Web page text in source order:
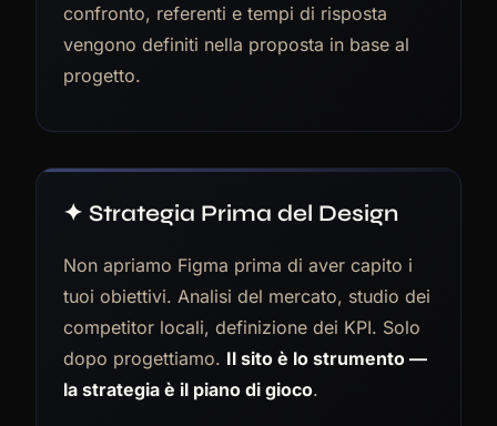
confronto, referenti e tempi di risposta
vengono definiti nella proposta in base al
progetto.
✦ Strategia Prima del Design
Non apriamo Figma prima di aver capito i
tuoi obiettivi. Analisi del mercato, studio dei
competitor locali, definizione dei KPI. Solo
dopo progettiamo. Il sito è lo strumento —
la strategia è il piano di gioco.